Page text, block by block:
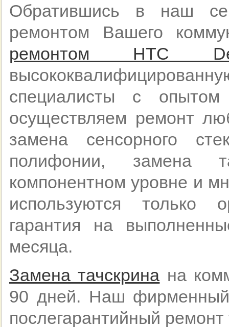
Обратившись в наш
ремонтом Вашего
ремонтом HTC
специалисты с
осуществляем ремонт
замена сенсорного
полифонии, замена
компонентном уровне и
используются только
гарантия на
месяца.
Замена тачскрина на
90 дней. Наш фирменный
послегарантийный